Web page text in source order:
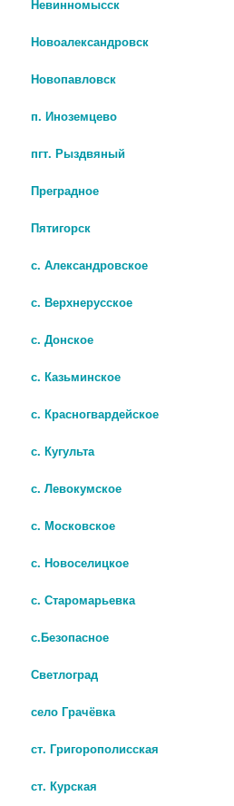
СТ.НЕОПУДР.ТЕКСТ.ХЛОР.ОСОБ
ПАР ГОЛУБ
В КОРЗИНУ
ОДНОРАЗ. Н/СТЕР. Н/ОПУД. (L)
139 руб.
Невинномысск
Новоалександровск
Новопавловск
п. Иноземцево
пгт. Рыздвяный
Преградное
Пятигорск
с. Александровское
с. Верхнерусское
с. Донское
с. Казьминское
с. Красногвардейское
с. Кугульта
с. Левокумское
с. Московское
с. Новоселицкое
с. Старомарьевка
с.Безопасное
Светлоград
село Грачёвка
ст. Григорополисская
ст. Курская